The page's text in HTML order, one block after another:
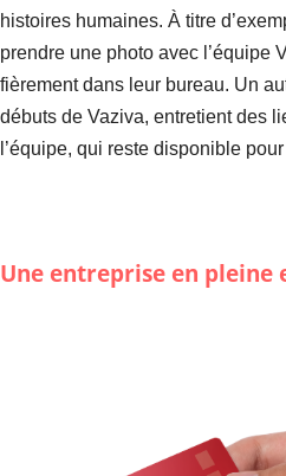
histoires humaines. À titre
prendre une photo avec l’équipe
fièrement dans leur bureau. Un
débuts de Vaziva, entretient des
l’équipe, qui reste disponible
Une entreprise en pleine